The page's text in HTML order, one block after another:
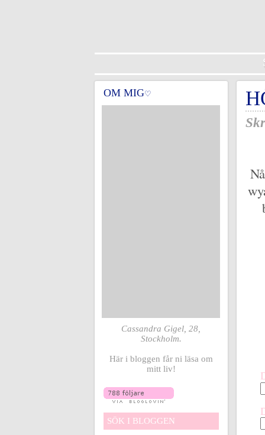
OM MIG♡
Cassandra Gigel, 28,
Stockholm.
Här i bloggen får ni läsa om
mitt liv!
SÖK I BLOGGEN